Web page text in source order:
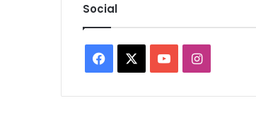
Social
Facebook YouTubeInstagram